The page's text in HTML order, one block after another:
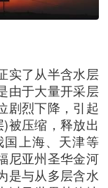
实了从半含水层
由于大量开采层
剧烈下降，引起
被压缩，释放出
上海、天津等
尼亚州圣华金河
是与从多层含水